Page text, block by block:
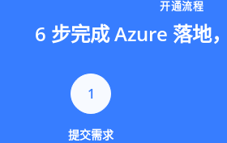
开通流程
6 步完成 Azure 落地
1
提交需求